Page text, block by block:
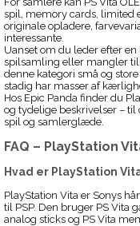
spil, memory cards, limited
originale opladere,
interessante.
Uanset om du leder efter
spilsamling eller mangler
denne kategori små og
stadig har masser af
Hos Epic Panda finder du
og tydelige beskrivelser – til
spil og samlerglæde.
FAQ – PlayStation
Hvad er PlayStation
PlayStation Vita er Sonys
til PSP. Den bruger PS Vita
analog sticks og PS Vita